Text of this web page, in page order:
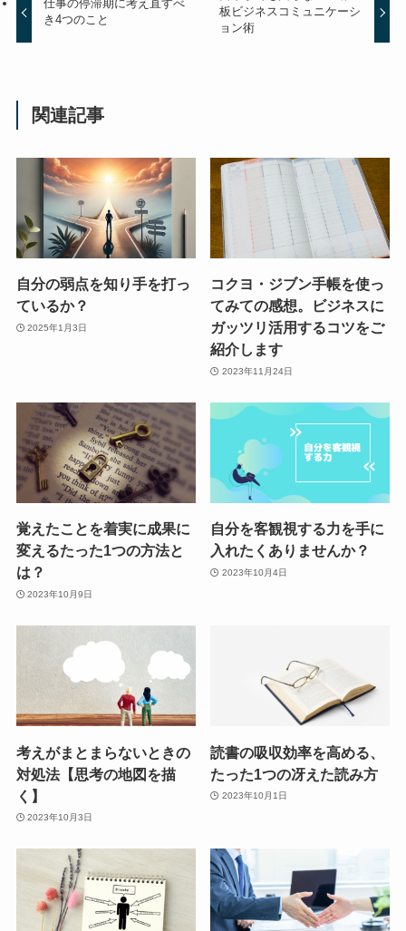
仕事の停滞期に考え直すべ
き4つのこと
板ビジネスコミュニケーシ
ョン術
関連記事
自分の弱点を知り手を打っ
ているか？
2025年1月3日
コクヨ・ジブン手帳を使っ
てみての感想。ビジネスに
ガッツリ活用するコツをご
紹介します
2023年11月24日
覚えたことを着実に成果に
変えるたった1つの方法と
は？
2023年10月9日
自分を客観視する力を手に
入れたくありませんか？
2023年10月4日
考えがまとまらないときの
対処法【思考の地図を描
く】
2023年10月3日
読書の吸収効率を高める、
たった1つの冴えた読み方
2023年10月1日